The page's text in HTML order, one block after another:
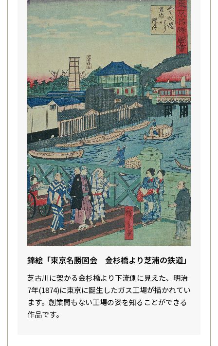
錦絵「東京名勝図会 金杉橋より芝浦の鉄道」
芝古川に架かる金杉橋より下流側に見えた、明治
7年(1874)に東京に誕生したガス工場が描かれてい
ます。創業間もない工場の姿を知ることができる
作品です。